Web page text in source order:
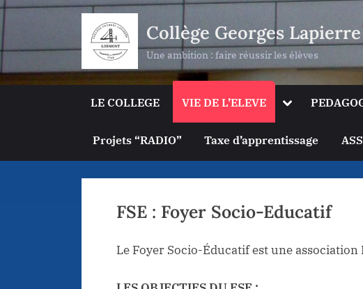
Skip
to
content
Collège Georges Lapierre
Une ambition : faire réussir les élèves
LE COLLEGE VIE DE L’ELEVE Toggle
sub-
Projets “RADIO” Taxe d’apprentissage
FSE : Foyer Socio-Educatif
Le Foyer Socio-Éducatif est une